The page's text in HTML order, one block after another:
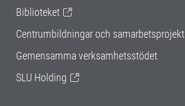
Biblioteket
Centrumbildningar och samarbetsprojekt
Gemensamma verksamhetsstödet
SLU Holding